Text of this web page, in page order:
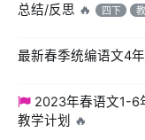
总结/反思 🔥 四下
最新春季统编语文4
2023年春语文1-6
教学计划 🔥